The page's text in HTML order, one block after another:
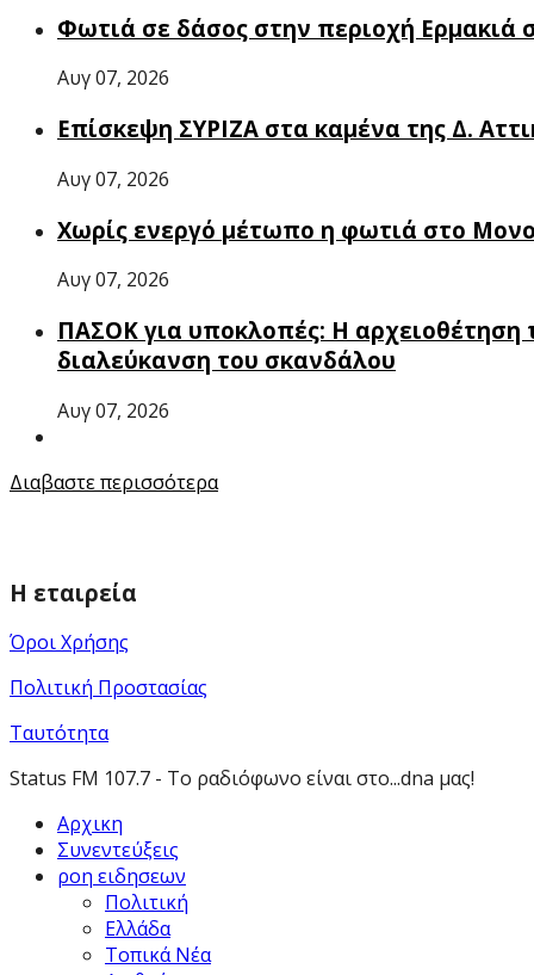
Φωτιά σε δάσος στην περιοχή Ερμακιά
Αυγ 07, 2026
Επίσκεψη ΣΥΡΙΖΑ στα καμένα της Δ.
Αυγ 07, 2026
Χωρίς ενεργό μέτωπο η φωτιά στο
Αυγ 07, 2026
ΠΑΣΟΚ για υποκλοπές: Η αρχειοθέτηση
διαλεύκανση του σκανδάλου
Αυγ 07, 2026
Διαβαστε περισσότερα
Η εταιρεία
Όροι Χρήσης
Πολιτική Προστασίας
Ταυτότητα
Status FM 107.7 - Το ραδιόφωνο είναι στο...dna μας!
Αρχικη
Συνεντεύξεις
ροη ειδησεων
Πολιτική
Ελλάδα
Τοπικά Νέα